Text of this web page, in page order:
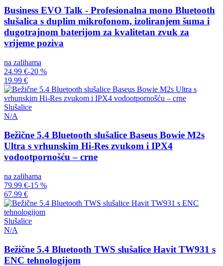
Business EVO Talk - Profesionalna mono Bluetooth
slušalica s duplim mikrofonom, izoliranjem šuma i
dugotrajnom baterijom za kvalitetan zvuk za
vrijeme poziva
na zalihama
24.99 €-20 %
19.99 €
Slušalice
N/A
Bežične 5.4 Bluetooth slušalice Baseus Bowie M2s
Ultra s vrhunskim Hi-Res zvukom i IPX4
vodootpornošću – crne
na zalihama
79.99 €-15 %
67.99 €
Slušalice
N/A
Bežične 5.4 Bluetooth TWS slušalice Havit TW931 s
ENC tehnologijom